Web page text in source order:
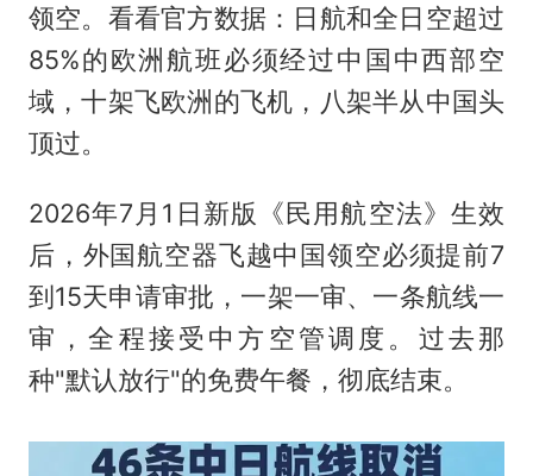
领空。看看官方数据：日航和全日空超过
85%的欧洲航班必须经过中国中西部空
域，十架飞欧洲的飞机，八架半从中国头
顶过。
2026年7月1日新版《民用航空法》生效
后，外国航空器飞越中国领空必须提前7
到15天申请审批，一架一审、一条航线一
审，全程接受中方空管调度。过去那
种"默认放行"的免费午餐，彻底结束。